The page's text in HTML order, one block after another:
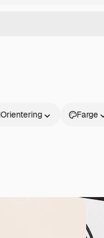
Orientering Farge